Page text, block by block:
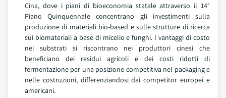
Cina, dove i piani di bioeconomia statale attraverso il 14°
Piano Quinquennale concentrano gli investimenti sulla
produzione di materiali bio-based e sulle strutture di ricerca
sui biomateriali a base di micelio e funghi. I vantaggi di costo
nei substrati si riscontrano nei produttori cinesi che
beneficiano dei residui agricoli e dei costi ridotti di
fermentazione per una posizione competitiva nel packaging e
nelle costruzioni, differenziandosi dai competitor europei e
americani.